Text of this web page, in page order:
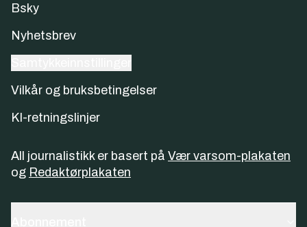
Bsky
Nyhetsbrev
Vilkår og bruksbetingelser
KI-retningslinjer
All journalistikk er basert på Vær varsom-plakaten
og Redaktørplakaten